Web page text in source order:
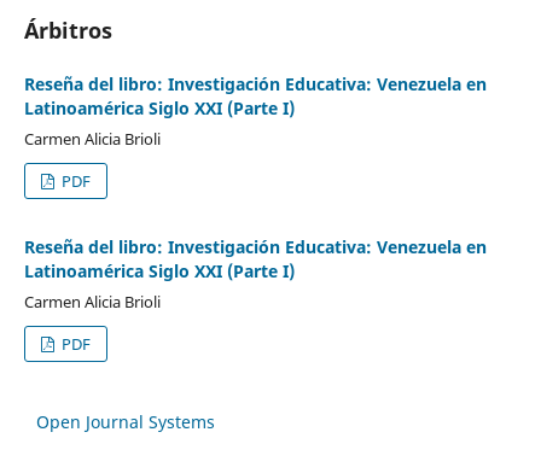
Árbitros
Reseña del libro: Investigación Educativa: Venezuela en
Latinoamérica Siglo XXI (Parte I)
Carmen Alicia Brioli
PDF
Reseña del libro: Investigación Educativa: Venezuela en
Latinoamérica Siglo XXI (Parte I)
Carmen Alicia Brioli
PDF
Open Journal Systems